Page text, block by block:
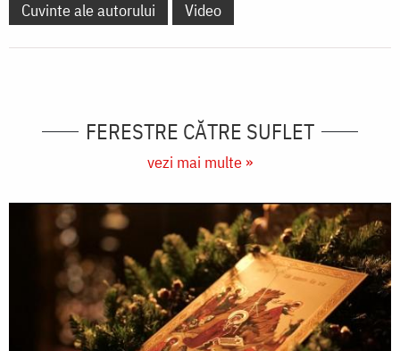
Cuvinte ale autorului Video
FERESTRE CĂTRE SUFLET
vezi mai multe »